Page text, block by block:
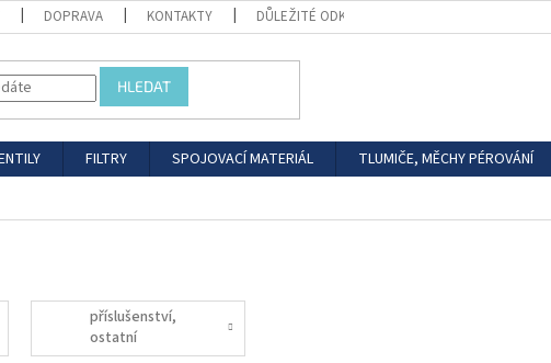
DOPRAVA KONTAKTY DŮLEŽITÉ ODKAZY
HLEDAT
FILTRY SPOJOVACÍ MATERIÁL TLUMIČE, MĚCHY PÉROVÁNÍ
příslušenství,
ostatní